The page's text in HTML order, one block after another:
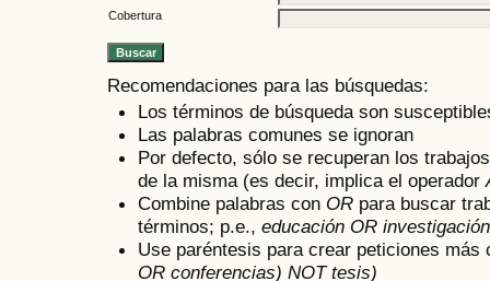
Cobertura
Recomendaciones para las búsquedas:
Los términos de búsqueda son
Las palabras comunes se ignoran
Por defecto, sólo se recuperan los
de la misma (es decir, implica el operador
Combine palabras con OR para buscar
términos; p.e., educación OR investigación
Use paréntesis para crear peticiones
OR conferencias) NOT tesis)